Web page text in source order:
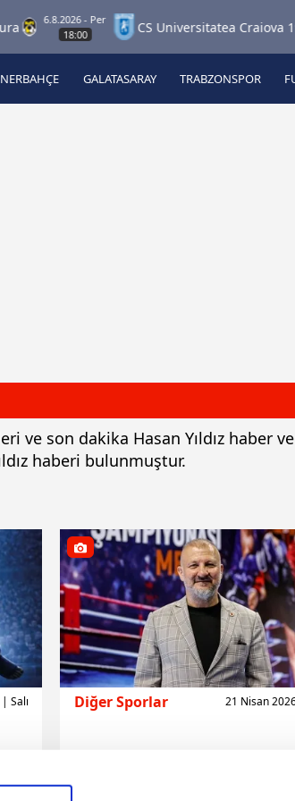
6.8.2026 - Per
18:00
CS Universitatea Craiova 1948
GALATASARAY TRABZONSPOR
ve son dakika Hasan Yıldız haber
haberi bulunmuştur.
Salı Diğer Sporlar 21 Nisan